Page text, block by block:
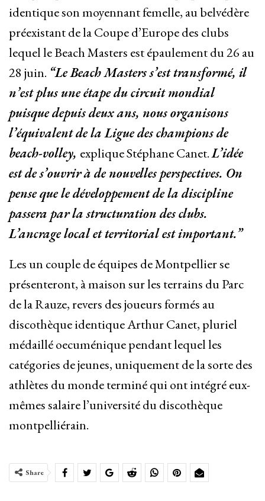
identique son moyennant femelle, au belvédère
préexistant de la Coupe d’Europe des clubs
lequel le Beach Masters est épaulement du 26 au
28 juin. “Le Beach Masters s’est transformé, il
n’est plus une étape du circuit mondial
puisque depuis deux ans, nous organisons
l’équivalent de la Ligue des champions de
beach-volley, explique Stéphane Canet.L’idée
est de s’ouvrir à de nouvelles perspectives. On
pense que le développement de la discipline
passera par la structuration des clubs.
L’ancrage local et territorial est important.”
Les un couple de équipes de Montpellier se
présenteront, à maison sur les terrains du Parc
de la Rauze, revers des joueurs formés au
discothèque identique Arthur Canet, pluriel
médaillé oecuménique pendant lequel les
catégories de jeunes, uniquement de la sorte des
athlètes du monde terminé qui ont intégré eux-
mêmes salaire l’université du discothèque
montpelliérain.
Share